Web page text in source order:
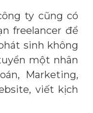
ty cũng có
freelancer để
sinh không
một nhân
Marketing,
viết kịch